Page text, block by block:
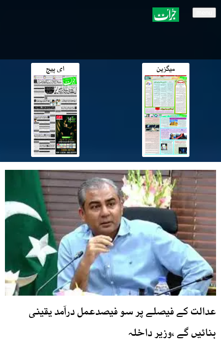
میگزین ای پیج
عدالت کے فیصلے پر سو فیصدعمل درآمد یقینی
بنائیں گے ،وزیر داخلہ